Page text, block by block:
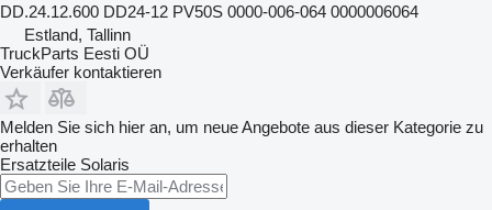
DD.24.12.600 DD24-12 PV50S 0000-006-064 0000006064
Estland, Tallinn
TruckParts Eesti OÜ
Verkäufer kontaktieren
Melden Sie sich hier an, um neue Angebote aus dieser Kategorie zu
erhalten
Ersatzteile Solaris